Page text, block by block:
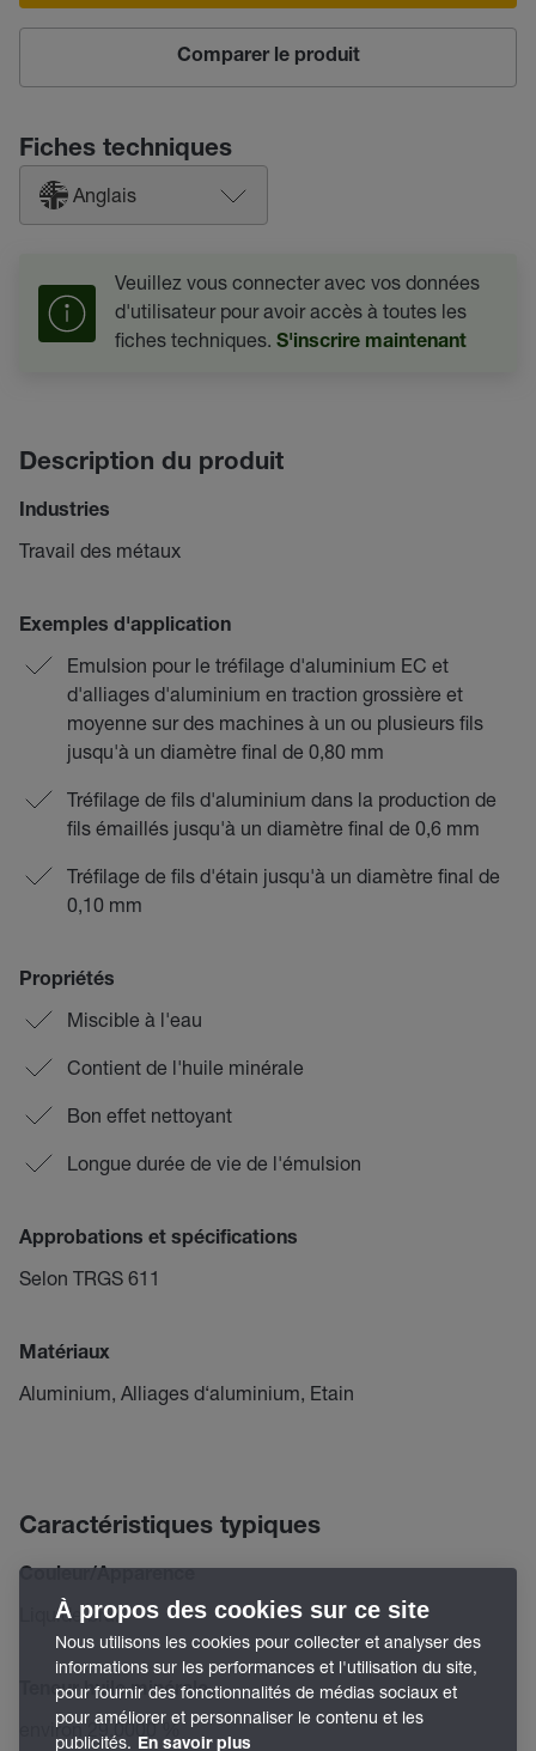
Comparer le produit
Fiches techniques
Anglais
Veuillez vous connecter avec vos données
d'utilisateur pour avoir accès à toutes les
fiches techniques. S'inscrire maintenant
Description du produit
Industries
Travail des métaux
Exemples d'application
Emulsion pour le tréfilage d'aluminium EC et
d'alliages d'aluminium en traction grossière et
moyenne sur des machines à un ou plusieurs fils
jusqu'à un diamètre final de 0,80 mm
Tréfilage de fils d'aluminium dans la production de
fils émaillés jusqu'à un diamètre final de 0,6 mm
Tréfilage de fils d'étain jusqu'à un diamètre final de
0,10 mm
Propriétés
Miscible à l'eau
Contient de l'huile minérale
Bon effet nettoyant
Longue durée de vie de l'émulsion
Approbations et spécifications
Selon TRGS 611
Matériaux
Aluminium, Alliages d‘aluminium, Etain
Caractéristiques typiques
Couleur/Apparence
Liquide brun
Teneur huile minérale
environ 29.0000 %
À propos des cookies sur ce site
Nous utilisons les cookies pour collecter et analyser des
informations sur les performances et l'utilisation du site,
pour fournir des fonctionnalités de médias sociaux et
pour améliorer et personnaliser le contenu et les
publicités. En savoir plus